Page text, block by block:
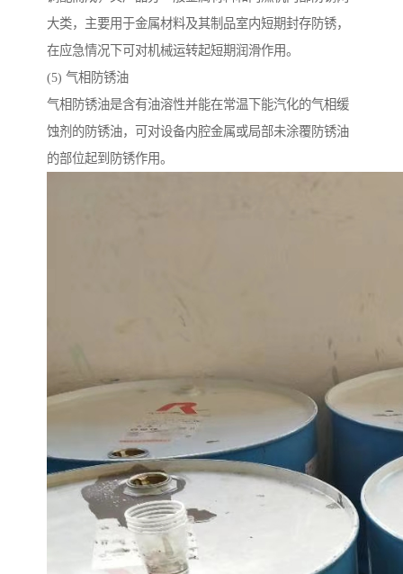
大类，主要用于金属材料及其制品室内短期封存防锈，
在应急情况下可对机械运转起短期润滑作用。
(5) 气相防锈油
气相防锈油是含有油溶性并能在常温下能汽化的气相缓
蚀剂的防锈油，可对设备内腔金属或局部未涂覆防锈油
的部位起到防锈作用。